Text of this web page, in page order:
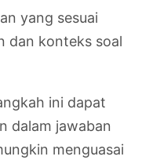
yang sesuai
dan konteks soal
ini dapat
dalam jawaban
menguasai